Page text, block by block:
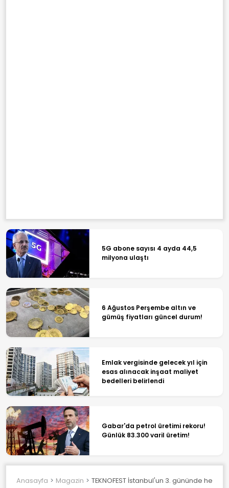
5G abone sayısı 4 ayda 44,5
milyona ulaştı
6 Ağustos Perşembe altın ve
gümüş fiyatları güncel durum!
Emlak vergisinde gelecek yıl için
esas alınacak inşaat maliyet
bedelleri belirlendi
Gabar'da petrol üretimi rekoru!
Günlük 83.300 varil üretim!
Anasayfa Magazin TEKNOFEST İstanbul'un 3. gününde